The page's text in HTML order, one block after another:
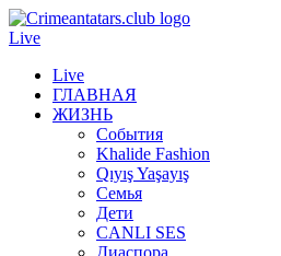
Live
Live
ГЛАВНАЯ
ЖИЗНЬ
События
Khalide Fashion
Qıyış Yaşayış
Семья
Дети
CANLI SES
Диаспора